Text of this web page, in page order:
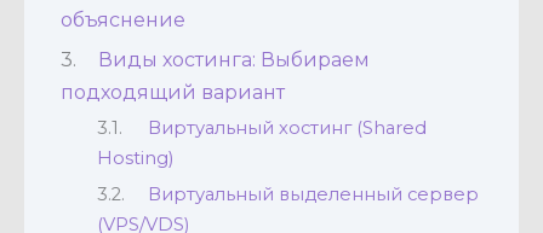
объяснение
Виды хостинга: Выбираем
подходящий вариант
Виртуальный хостинг (Shared
Hosting)
Виртуальный выделенный сервер
(VPS/VDS)